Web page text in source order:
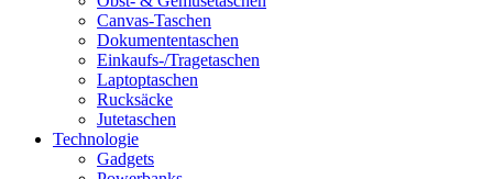
Canvas-Taschen
Dokumententaschen
Einkaufs-/Tragetaschen
Laptoptaschen
Rucksäcke
Jutetaschen
Technologie
Gadgets